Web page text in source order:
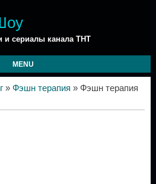
и сериалы канала ТНТ
MENU
» Фэшн терапия » Фэшн терапия